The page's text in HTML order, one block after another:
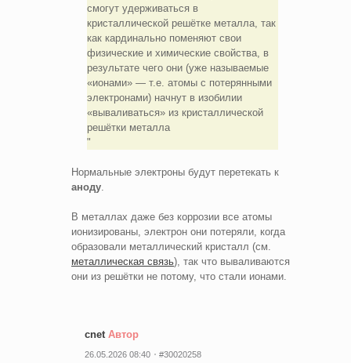
смогут удерживаться в
кристаллической решётке металла, так
как кардинально поменяют свои
физические и химические свойства, в
результате чего они (уже называемые
«ионами» — т.е. атомы с потерянными
электронами) начнут в изобилии
«вываливаться» из кристаллической
решётки металла
Нормальные электроны будут перетекать к
аноду
В металлах даже без коррозии все атомы
ионизированы, электрон они потеряли, когда
образовали металлический кристалл (см.
металлическая связь), так что вываливаются
они из решётки не потому, что стали ионами.
cnet Автор
26.05.2026 08:40 #30020258